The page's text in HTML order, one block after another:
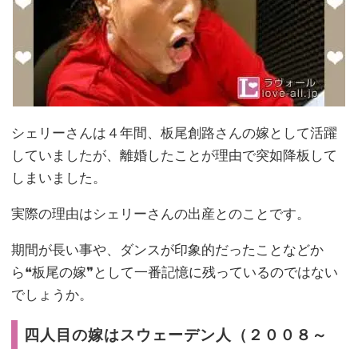
シェリーさんは４年間、板尾創路さんの嫁として活躍
していましたが、離婚したことが理由で突如降板して
しまいました。
実際の理由はシェリーさんの出産とのことです。
期間が長い事や、ダンスが印象的だったことなどか
ら❝板尾の嫁❞として一番記憶に残っているのではない
でしょうか。
四人目の嫁はスウェーデン人（２００８～